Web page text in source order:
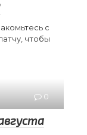
с
чтобы
0